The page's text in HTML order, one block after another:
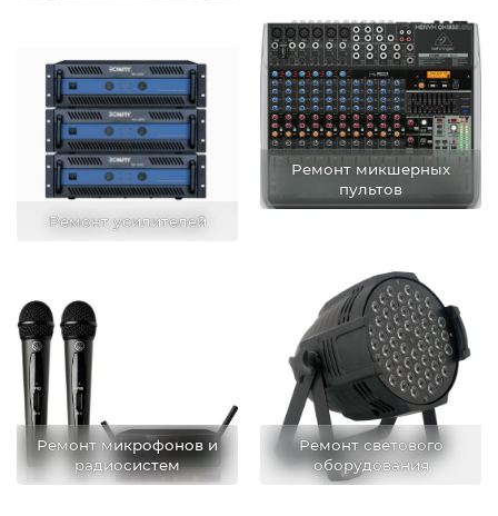
Ремонт усилителей
Ремонт микшерных
пультов
Ремонт микрофонов и
радиосистем
Ремонт светового
оборудования